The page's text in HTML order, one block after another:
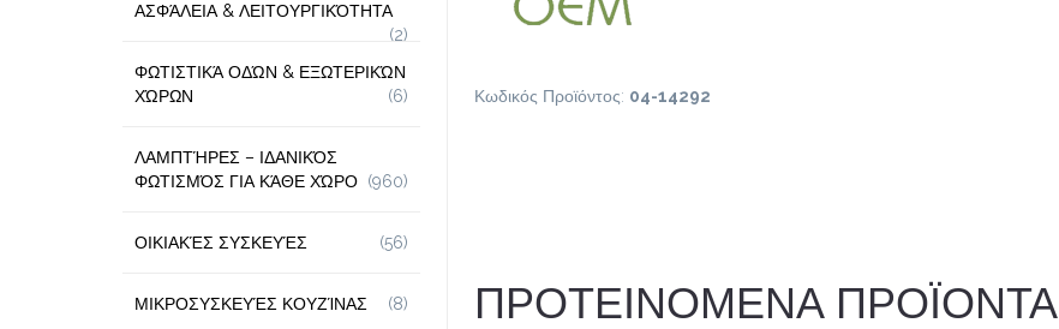
Κωδικός Προϊόντος: 04-14292
ΠΡΟΤΕΙΝΟΜΕΝΑ ΠΡΟΪΟΝΤΑ
ΑΣΦΆΛΕΙΑ & ΛΕΙΤΟΥΡΓΙΚΌΤΗΤΑ
(2)
ΦΩΤΙΣΤΙΚΆ ΟΔΏΝ & ΕΞΩΤΕΡΙΚΏΝ
ΧΏΡΩΝ
(6)
ΛΑΜΠΤΉΡΕΣ – ΙΔΑΝΙΚΌΣ
ΦΩΤΙΣΜΌΣ ΓΙΑ ΚΆΘΕ ΧΏΡΟ (960)
ΟΙΚΙΑΚΈΣ ΣΥΣΚΕΥΈΣ (56)
ΜΙΚΡΟΣΥΣΚΕΥΈΣ ΚΟΥΖΊΝΑΣ (8)